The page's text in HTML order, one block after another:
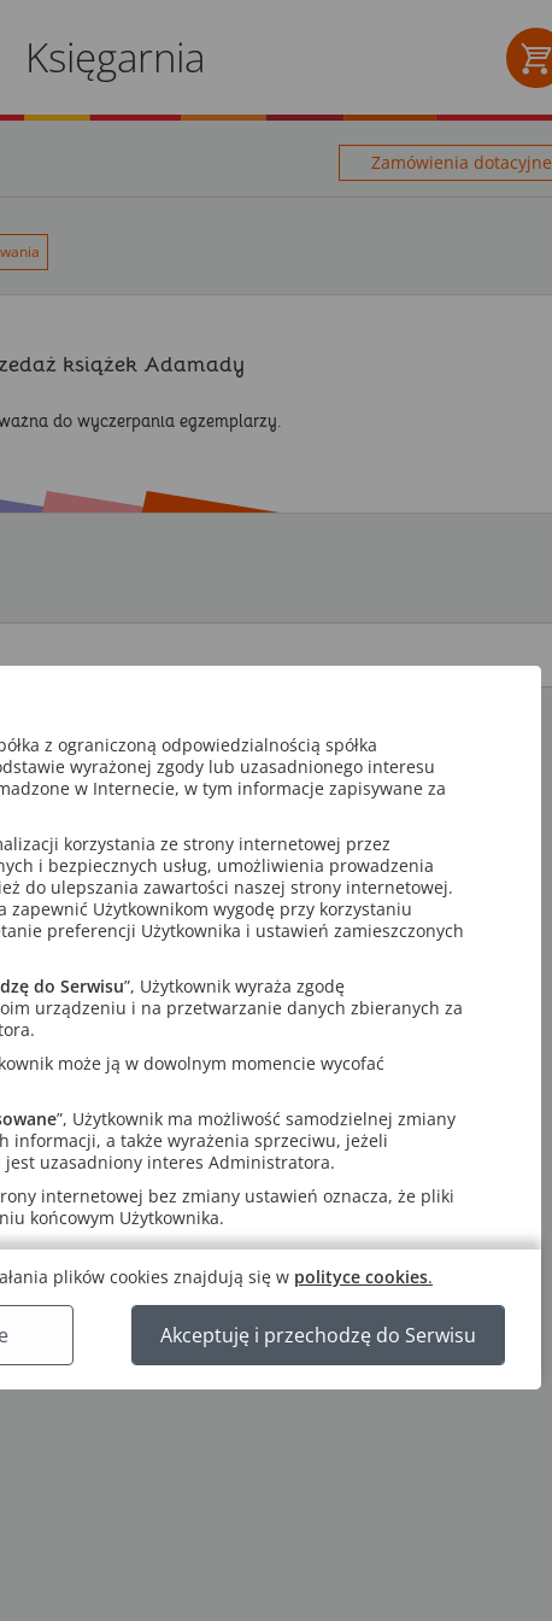
Księgarnia
Zamówienia dotacyjne
książek Adamady
do wyczerpania egzemplarzy.
z ograniczoną odpowiedzialnością spółka
wyrażonej zgody lub uzasadnionego interesu
w Internecie, w tym informacje zapisywane za
korzystania ze strony internetowej przez
i bezpiecznych usług, umożliwienia prowadzenia
do ulepszania zawartości naszej strony internetowej.
zapewnić Użytkownikom wygodę przy korzystaniu
preferencji Użytkownika i ustawień zamieszczonych
do Serwisu”, Użytkownik wyraża zgodę
urządzeniu i na przetwarzanie danych zbieranych za
może ją w dowolnym momencie wycofać
”, Użytkownik ma możliwość samodzielnej zmiany
informacji, a także wyrażenia sprzeciwu, jeżeli
uzasadniony interes Administratora.
internetowej bez zmiany ustawień oznacza, że pliki
końcowym Użytkownika.
plików cookies znajdują się w polityce cookies.
Akceptuję i przechodzę do Serwisu